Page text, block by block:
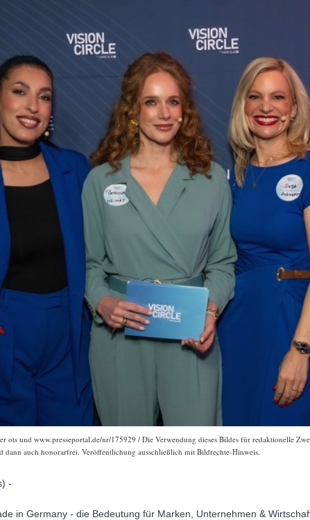
ots und www.presseportal.de/nr/175929 / Die Verwendung dieses Bildes für redaktionelle
dann auch honorarfrei. Veröffentlichung ausschließlich mit Bildrechte-Hinweis.
-
in Germany - die Bedeutung für Marken, Unternehmen &